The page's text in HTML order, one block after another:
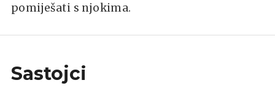
pomiješati s njokima.
Sastojci